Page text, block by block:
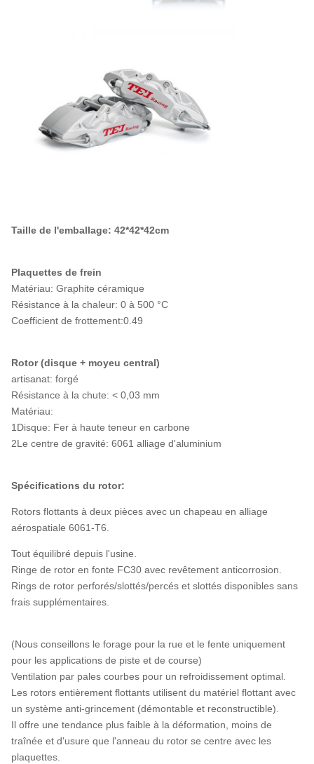
Taille de l'emballage: 42*42*42cm
Plaquettes de frein
Matériau: Graphite céramique
Résistance à la chaleur: 0 à 500 °C
Coefficient de frottement:0.49
Rotor (disque + moyeu central)
artisanat: forgé
Résistance à la chute: < 0,03 mm
Matériau:
1Disque: Fer à haute teneur en carbone
2Le centre de gravité: 6061 alliage d'aluminium
Spécifications du rotor:
Rotors flottants à deux pièces avec un chapeau en alliage
aérospatiale 6061-T6.
Tout équilibré depuis l'usine.
Ringe de rotor en fonte FC30 avec revêtement anticorrosion.
Rings de rotor perforés/slottés/percés et slottés disponibles sans
frais supplémentaires.
(Nous conseillons le forage pour la rue et le fente uniquement
pour les applications de piste et de course)
Ventilation par pales courbes pour un refroidissement optimal.
Les rotors entièrement flottants utilisent du matériel flottant avec
un système anti-grincement (démontable et reconstructible).
Il offre une tendance plus faible à la déformation, moins de
traînée et d'usure que l'anneau du rotor se centre avec les
plaquettes.